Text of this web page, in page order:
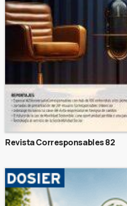
Revista Corresponsables 82